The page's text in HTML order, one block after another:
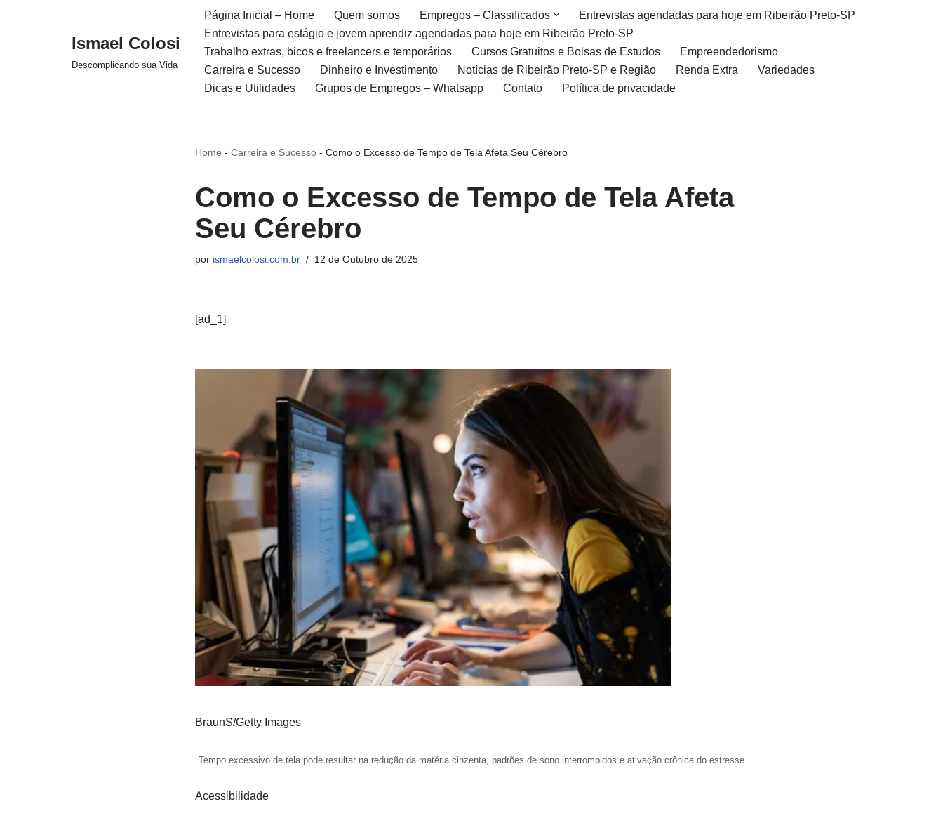
Ismael Colosi
Descomplicando sua Vida
Página Inicial – Home Quem somos Empregos – Classificados
Entrevistas agendadas para hoje em Ribeirão Preto-SP
Entrevistas para estágio e jovem aprendiz agendadas para hoje em Ribeirão Preto-SP
Trabalho extras, bicos e freelancers e temporários
Cursos Gratuitos e Bolsas de Estudos
Empreendedorismo
Carreira e Sucesso
Dinheiro e Investimento Notícias de Ribeirão Preto-SP e Região Renda Extra
Variedades
Dicas e Utilidades
Grupos de Empregos – Whatsapp Contato Política de privacidade
Home - Carreira e Sucesso- Como o Excesso de Tempo de Tela Afeta Seu Cérebro
Como o Excesso de Tempo de Tela Afeta
Seu Cérebro
por ismaelcolosi.com.br 12 de Outubro de 2025
[ad_1]
BraunS/Getty Images
Tempo excessivo de tela pode resultar na redução da matéria cinzenta, padrões de sono interrompidos e ativação crônica do estresse
Acessibilidade